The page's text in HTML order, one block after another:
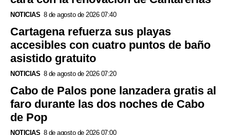
NOTICIAS 8 de agosto de 2026 07:40
Cartagena refuerza sus playas
accesibles con cuatro puntos de baño
asistido gratuito
NOTICIAS 8 de agosto de 2026 07:20
Cabo de Palos pone lanzadera gratis al
faro durante las dos noches de Cabo
de Pop
NOTICIAS 8 de agosto de 2026 07:00